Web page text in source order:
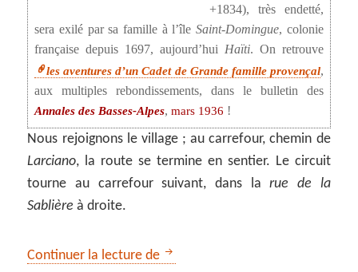
+1834), très endetté,
sera exilé par sa famille à l’île Saint-Domingue, colonie
française depuis 1697, aujourd’hui Haïti. On retrouve
les aventures d’un Cadet de Grande famille provençal,
aux multiples rebondissements, dans le bulletin des
Annales des Basses-Alpes,mars 1936 !
Nous rejoignons le village ; au carrefour, chemin de
Larciano, la route se termine en sentier. Le circuit
tourne au carrefour suivant, dans larue de la
Sablière à droite.
Continuer la lecture de Rousset, de la colline de